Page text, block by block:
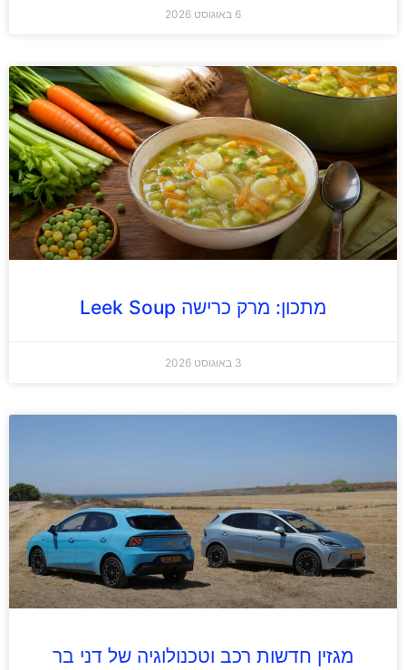
6 באוגוסט 2026
מתכון: מרק כרישה Leek Soup
3 באוגוסט 2026
מגזין חדשות רכב וטכנולוגיה של דני בר